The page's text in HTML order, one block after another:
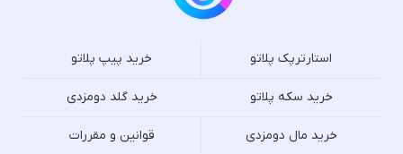
استارترپک پلاتو خرید پیپ پلاتو
خرید سکه پلاتو خرید گلد دومزدی
خرید مال دومزدی قوانین و مقررات